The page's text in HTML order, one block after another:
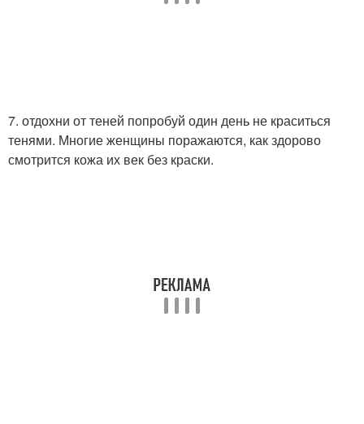
7. отдохни от теней попробуй один день не краситься
тенями. Многие женщины поражаются, как здорово
смотрится кожа их век без краски.